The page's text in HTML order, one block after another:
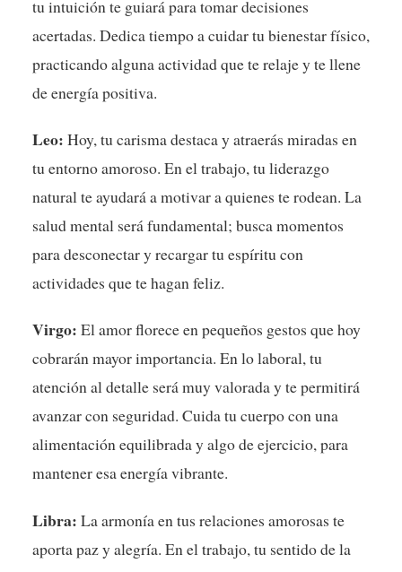
tu intuición te guiará para tomar decisiones
acertadas. Dedica tiempo a cuidar tu bienestar físico,
practicando alguna actividad que te relaje y te llene
de energía positiva.
Leo: Hoy, tu carisma destaca y atraerás miradas en
tu entorno amoroso. En el trabajo, tu liderazgo
natural te ayudará a motivar a quienes te rodean. La
salud mental será fundamental; busca momentos
para desconectar y recargar tu espíritu con
actividades que te hagan feliz.
Virgo: El amor florece en pequeños gestos que hoy
cobrarán mayor importancia. En lo laboral, tu
atención al detalle será muy valorada y te permitirá
avanzar con seguridad. Cuida tu cuerpo con una
alimentación equilibrada y algo de ejercicio, para
mantener esa energía vibrante.
Libra: La armonía en tus relaciones amorosas te
aporta paz y alegría. En el trabajo, tu sentido de la